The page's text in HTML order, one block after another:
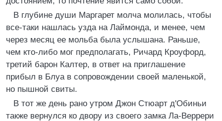
В глубине души Маргарет молча молилась, чтобы
все-таки нашлась узда на Лаймонда, и менее, чем
через месяц ее мольба была услышана. Раньше,
чем кто-либо мог предполагать, Ричард Кроуфорд,
третий барон Калтер, в ответ на приглашение
прибыл в Блуа в сопровождении своей маленькой,
но пышной свиты.
В тот же день рано утром Джон Стюарт д'Обиньи
также вернулся ко двору из своего замка Ла-Веррери